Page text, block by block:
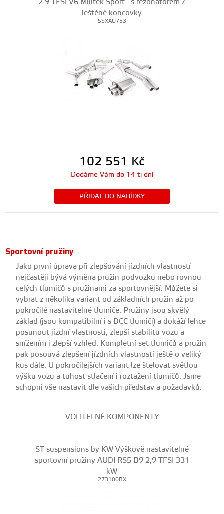
2.9 TFSI V6 Milltek Sport - s rezonátorem /
leštěné koncovky
SSXAU753
102 551 Kč
Dodáme Vám do 14 ti dní
PŘIDAT DO NABÍDKY
Sportovní pružiny
Jako první úprava při zlepšování jízdních vlastností
nejčastěji bývá výměna pružin podvozku nebo rovnou
celých tlumičů s pružinami za sportovnější. Můžete si
vybrat z několika variant od základních pružin až po
pokročilé nastavitelné tlumiče. Pružiny jsou skvělý
základ (jsou kompatibilní i s DCC tlumiči) a dokáží lehce
posunout jízdní vlastnosti, zlepší stabilitu vozu a
snížením i zlepší vzhled. Kompletní set tlumičů a pružin
pak posouvá zlepšení jízdních vlastností ještě o veliký
kus dále. U pokročilejších variant lze štelovat světlou
výšku vozu a tuhost stlačení i roztažení tlumičů. Jsme
schopni vše nastavit dle vašich představ a požadavků.
VOLITELNÉ KOMPONENTY
ST suspensions by KW Výškově nastavitelné
sportovní pružiny AUDI RS5 B9 2,9 TFSI 331
kW
273100BX